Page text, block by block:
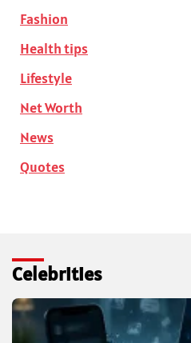
Fashion
Health tips
Lifestyle
Net Worth
News
Quotes
Celebrities